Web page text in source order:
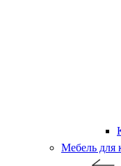
Мебель для